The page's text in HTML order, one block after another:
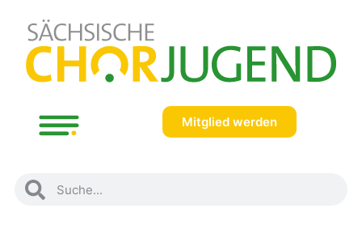
Mitglied werden